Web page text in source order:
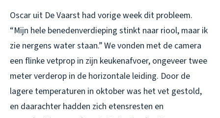
Oscar uit De Vaarst had vorige week dit probleem.
“Mijn hele benedenverdieping stinkt naar riool, maar ik
zie nergens water staan.” We vonden met de camera
een flinke vetprop in zijn keukenafvoer, ongeveer twee
meter verderop in de horizontale leiding. Door de
lagere temperaturen in oktober was het vet gestold,
en daarachter hadden zich etensresten en